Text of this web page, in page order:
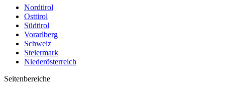
Nordtirol
Osttirol
Südtirol
Vorarlberg
Schweiz
Steiermark
Niederösterreich
Seitenbereiche